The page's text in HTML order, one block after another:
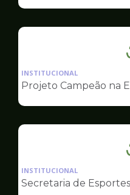
INSTITUCIONAL
Projeto Campeão na
INSTITUCIONAL
Secretaria de Esportes